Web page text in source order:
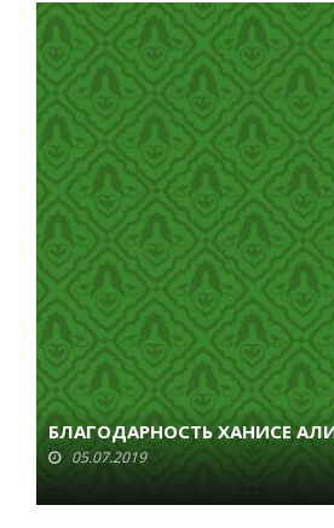
БЛАГОДАРНОСТЬ ХАНИСЕ
05.07.2019